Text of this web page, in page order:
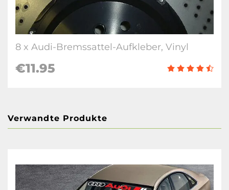
8 x Audi-Bremssattel-Aufkleber, Vinyl
€11.95
Verwandte Produkte